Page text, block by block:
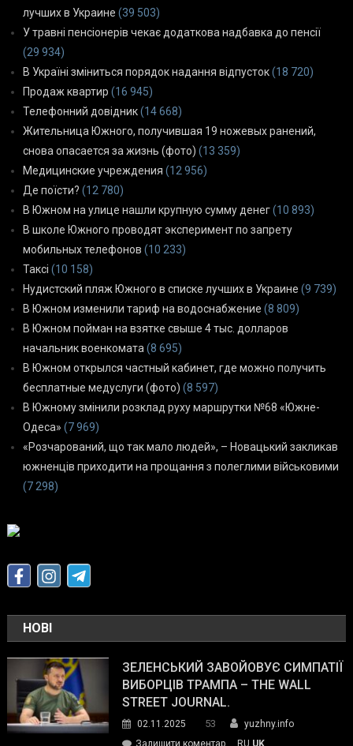
лучших в Украине (39 503)
У травні пенсіонерів чекає додаткова надбавка до пенсії
(29 934)
В Україні зміниться порядок надання відпусток(18 720)
Продаж квартир (16 945)
Телефонний довідник(14 668)
Жительница Южного, получившая 19 ножевых ранений,
снова опасается за жизнь (фото) (13 359)
Медицинские учреждения (12 956)
Де поїсти? (12 780)
В Южном на улице нашли крупную сумму денег(10 893)
В школе Южного проводят эксперимент по запрету
мобильных телефонов (10 233)
Таксі (10 158)
Нудистский пляж Южного в списке лучших в Украине (9 739)
В Южном изменили тариф на водоснабжение (8 809)
В Южном пойман на взятке свыше 4 тыс. долларов
начальник военкомата (8 695)
В Южном открылся частный кабинет, где можно получить
бесплатные медуслуги (фото) (8 597)
В Южному змінили розклад руху маршрутки №68 «Южне-
Одеса» (7 969)
«Розчарований, що так мало людей», – Новацький закликав
южненців приходити на прощання з полеглими військовими
(7 298)
НОВІ
ЗЕЛЕНСЬКИЙ ЗАВОЙОВУЄ СИМПАТІЇ
ВИБОРЦІВ ТРАМПА – THE WALL
STREET JOURNAL.
02.11.2025 53
yuzhny.info
Залишити коментарon
RU UK